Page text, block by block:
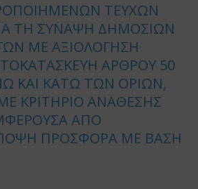
ΤΕΥΧΩΝ
ΤΗ ΣΥΝΑΨΗ ΔΗΜΟΣΙΩΝ
ΜΕ ΑΞΙΟΛΟΓΗΣΗ
ΑΡΘΡΟΥ 50
ΚΑΙ ΚΑΤΩ ΤΩΝ ΟΡΙΩΝ,
ΚΡΙΤΗΡΙΟ ΑΝΑΘΕΣΗΣ
ΑΠΟ
ΠΡΟΣΦΟΡΑ ΜΕ ΒΑΣΗ